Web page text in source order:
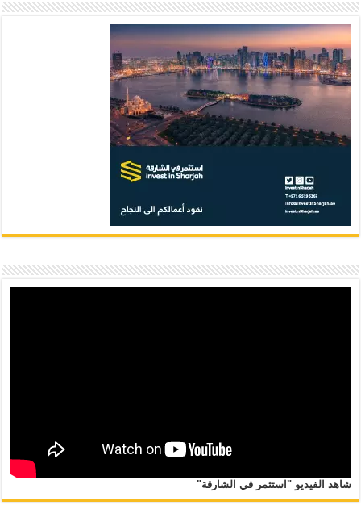
شاهد الفيديو "استثمر في الشارقة"